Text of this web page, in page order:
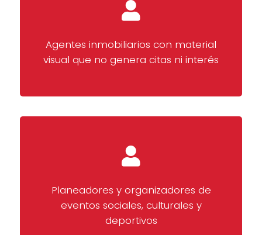
Agentes inmobiliarios con material
visual que no genera citas ni interés
Planeadores y organizadores de
eventos sociales, culturales y
deportivos